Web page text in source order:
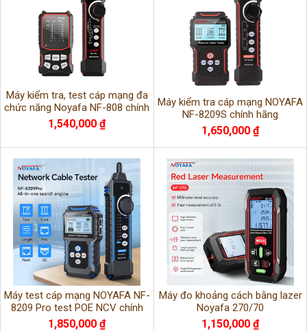
Máy kiểm tra, test cáp mạng đa
chức năng Noyafa NF-808 chính
hãng
1,540,000 ₫
Máy kiểm tra cáp mạng NOYAFA
NF-8209S chính hãng
1,650,000 ₫
Máy test cáp mạng NOYAFA NF-
8209 Pro test POE NCV chính
hãng
1,850,000 ₫
Máy đo khoảng cách bằng lazer
Noyafa 270/70
1,150,000 ₫